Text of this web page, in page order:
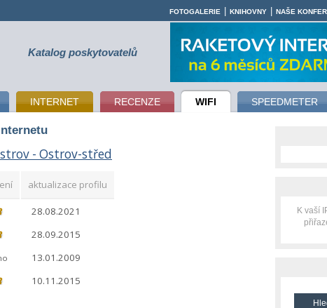
Katalog poskytovatelů
INTERNET RECENZE WIFI SPEEDMETER
FOTOGALERIE KNIHOVNY NAŠE
- Ostrov-střed
aktualizace profilu
28.08.2021
28.09.2015
13.01.2009
10.11.2015
K vaší